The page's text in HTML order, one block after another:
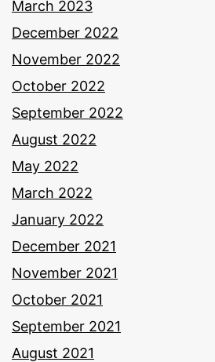
March 2023
December 2022
November 2022
October 2022
September 2022
August 2022
May 2022
March 2022
January 2022
December 2021
November 2021
October 2021
September 2021
August 2021